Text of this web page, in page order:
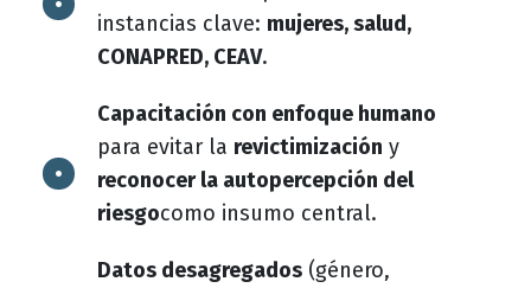
instancias clave: mujeres, salud,
CONAPRED, CEAV.
Capacitación con enfoque humano
para evitar la revictimización y
reconocer la autopercepción del
riesgocomo insumo central.
Datos desagregados (género,